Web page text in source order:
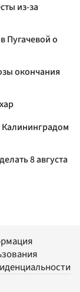
из-за
Пугачевой о
окончания
Калининградом
8 августа